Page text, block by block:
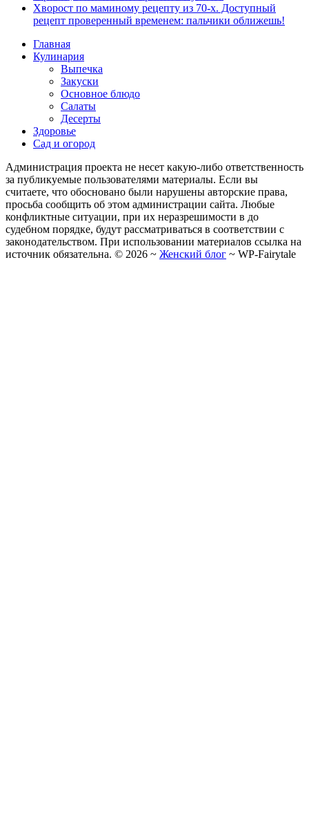
Хворост по маминому рецепту из 70-х. Доступный
рецепт проверенный временем: пальчики оближешь!
Главная
Кулинария
Выпечка
Закуски
Основное блюдо
Салаты
Десерты
Здоровье
Сад и огород
Администрация проекта не несет какую-либо ответственность
за публикуемые пользователями материалы. Если вы
считаете, что обосновано были нарушены авторские права,
просьба сообщить об этом администрации сайта. Любые
конфликтные ситуации, при их неразрешимости в до
судебном порядке, будут рассматриваться в соответствии с
законодательством. При использовании материалов ссылка на
источник обязательна. © 2026 ~ Женский блог ~ WP-Fairytale